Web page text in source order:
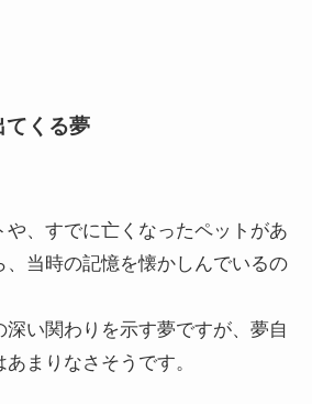
てくる夢
や、すでに亡くなったペットがあ
、当時の記憶を懐かしんでいるの
深い関わりを示す夢ですが、夢自
まりなさそうです。